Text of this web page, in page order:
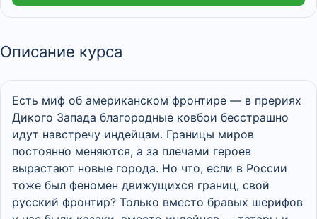
Описание курса
Есть миф об американском фронтире — в прериях
Дикого Запада благородные ковбои бесстрашно
идут навстречу индейцам. Границы миров
постоянно меняются, а за плечами героев
вырастают новые города. Но что, если в России
тоже был феномен движущихся границ, свой
русский фронтир? Только вместо бравых шерифов